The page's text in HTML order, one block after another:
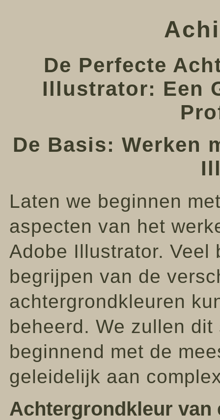
De Perfecte
Illustrator: Een
De Basis: Werken
Laten we beginnen
aspecten van het
Adobe Illustrator. Veel
begrijpen van de
achtergrondkleuren
beheerd. We zullen
beginnend met de
geleidelijk aan
Achtergrondkleur van